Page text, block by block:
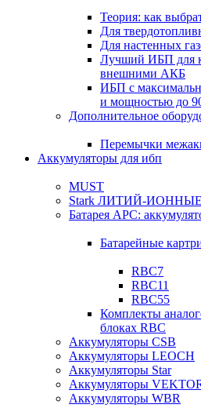
Теория: как
Для
Для настенных
Лучший ИБП для
внешними АКБ
ИБП с
и мощностью до
Дополнительное
Перемычки
Аккумуляторы для ибп
MUST
Stark ЛИТИЙ-
Батарея APC:
Батарейные
RBC7
RBC11
RBC55
Комплекты
блоках RBC
Аккумуляторы CSB
Аккумуляторы LEOCH
Аккумуляторы Star
Аккумуляторы
Аккумуляторы WBR